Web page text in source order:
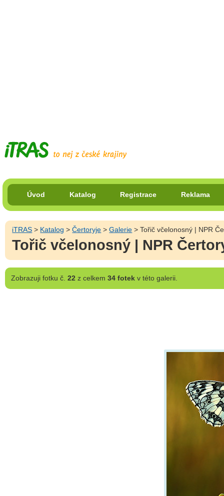
Úvod Katalog Registrace Reklama
iTRAS > Katalog >Čertoryje >Galerie > Tořič včelonosný | NPR
Tořič včelonosný | NPR
Zobrazujifotku č. 22 z celkem 34 fotekv této galerii.